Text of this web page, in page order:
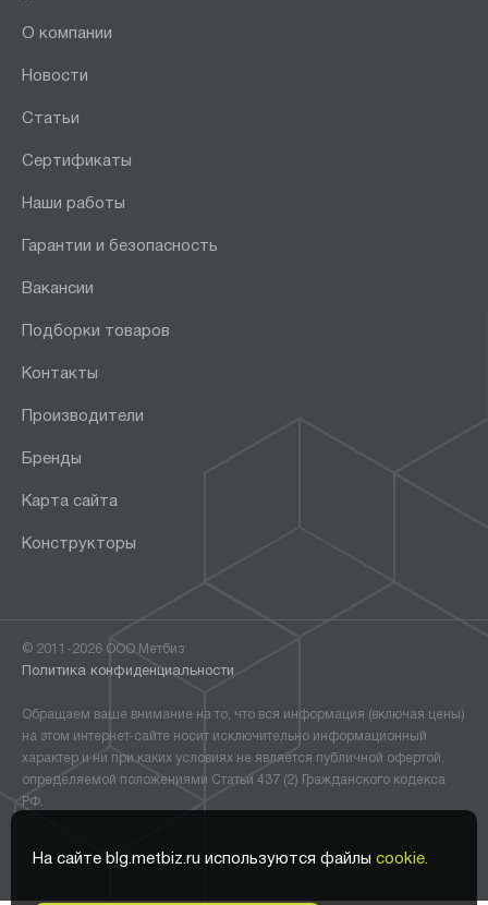
На сайте blg.metbiz.ru используются файлы cookie.
О компании
Новости
Статьи
Сертификаты
Наши работы
Гарантии и безопасность
Вакансии
Подборки товаров
Контакты
Производители
Бренды
Карта сайта
Конструкторы
© 2011-2026 ООО Метбиз
Политика конфиденциальности
Обращаем ваше внимание на то, что вся информация (включая цены)
на этом интернет-сайте носит исключительно информационный
характер и ни при каких условиях не является публичной офертой,
определяемой положениями Статьи 437 (2) Гражданского кодекса
РФ.